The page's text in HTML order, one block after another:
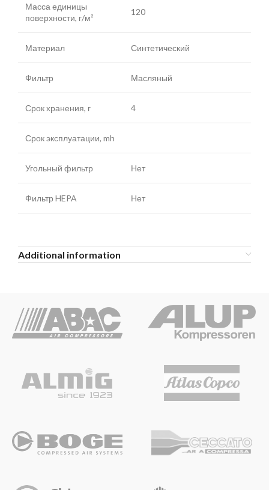
Масса единицы
поверхности, г/м²
120
Материал Синтетический
Фильтр Масляный
Срок хранения, г 4
Срок эксплуатации, mh
Угольный фильтр Нет
Фильтр HEPA Нет
Additional information